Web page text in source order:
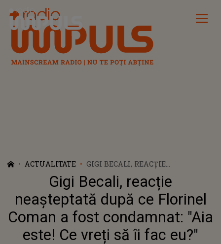
Radio Impuls
ACTUALITATE
GIGI BECALI, REACȚIE
NEAȘTEPTATĂ DUPĂ CE FLORINEL
COMAN A FOST CONDAMNAT: "AIA
ESTE! CE VREȚI SĂ ÎI FAC EU?"
Gigi Becali, reacție
neașteptată după ce Florinel
Coman a fost condamnat: "Aia
este! Ce vreți să îi fac eu?"